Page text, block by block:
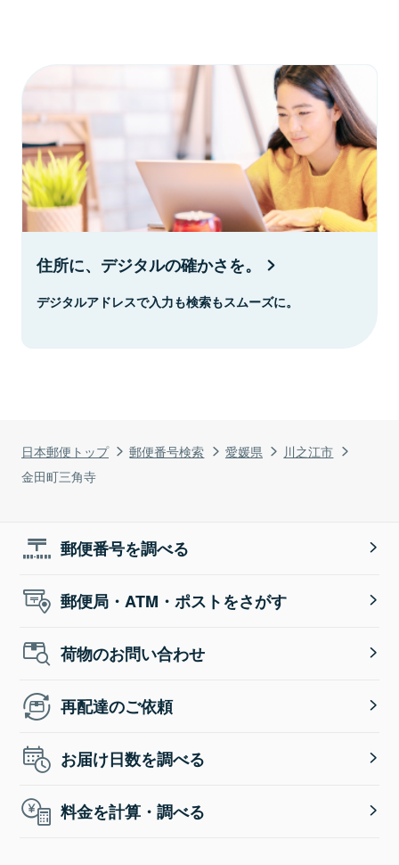
日本郵便トップ 郵便番号検索 愛媛県
川之江市
金田町三角寺
住所に、デジタルの確かさを。
デジタルアドレスで入力も検索もスムーズに。
郵便番号を調べる
郵便局・ATM・ポストをさがす
荷物のお問い合わせ
再配達のご依頼
お届け日数を調べる
料金を計算・調べる